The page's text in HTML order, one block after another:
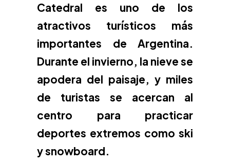
Catedral es uno de los
atractivos turísticos más
importantes de Argentina.
Durante el invierno, la nieve se
apodera del paisaje, y miles
de turistas se acercan al
centro para practicar
deportes extremos como ski
y snowboard.